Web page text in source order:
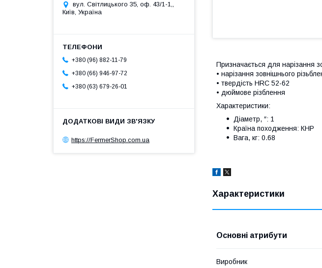
Призначається для нарізання
• нарізання зовнішнього
• твердість HRC 52-62
• дюймове різблення
Характеристики:
Діаметр, ″: 1
Країна походження: КНР
Вага, кг: 0.68
Характеристики
Основні атрибути
Виробник
вул. Світлицького 35, оф. 43/1-1,,
Київ, Україна
+380 (96) 882-11-79
+380 (66) 946-97-72
+380 (63) 679-26-01
https://FermerShop.com.ua